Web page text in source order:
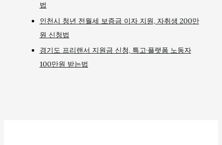
법
인천시 청년 전월세 보증금 이자 지원, 자취생 200만
원 신청법
경기도 프리랜서 지원금 신청, 특고·플랫폼 노동자
100만원 받는법